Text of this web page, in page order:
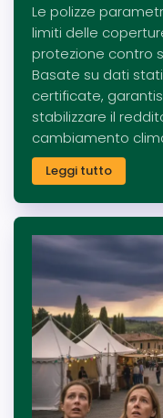
Le polizze
limiti delle
protezione contro
Basate su dati
certificate,
stabilizzare il
cambiamento
Leggi tutto